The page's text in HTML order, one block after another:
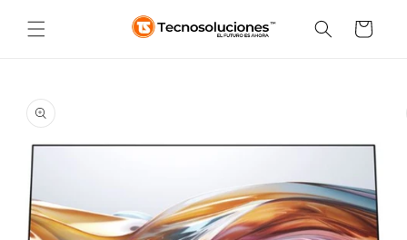
directamente
al contenido
Carrito
información